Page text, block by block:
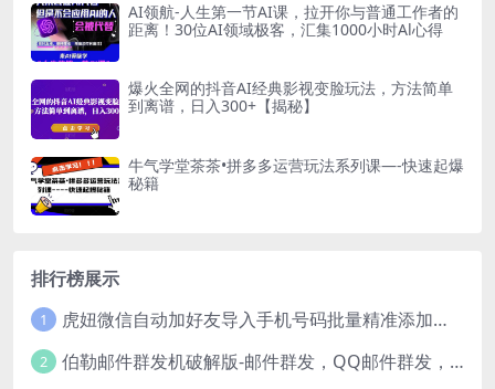
AI领航-人生第一节AI课，拉开你与普通工作者的
距离！30位AI领域极客，汇集1000小时Al心得
爆火全网的抖音AI经典影视变脸玩法，方法简单
到离谱，日入300+【揭秘】
牛气学堂茶茶•拼多多运营玩法系列课—-快速起爆
秘籍
排行榜展示
1 虎妞微信自动加好友导入手机号码批量精准添加客户售营销软件微商工具
2 伯勒邮件群发机破解版-邮件群发，QQ邮件群发，邮件群发软件，伯乐邮件群发工具，邮件群发器